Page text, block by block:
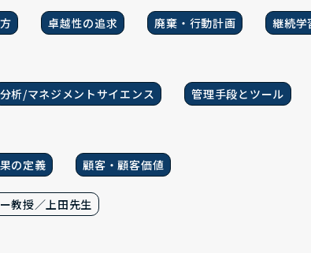
卓越性の追求 廃棄・行動計画 継続学
分析/マネジメントサイエンス 管理手段とツール
の定義 顧客・顧客価値
教授／上田先生